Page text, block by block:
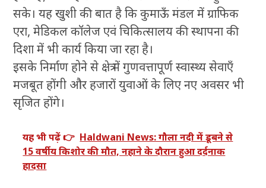
सके। यह खुशी की बात है कि कुमाऊँ मंडल में ग्राफिक
एरा, मेडिकल कॉलेज एवं चिकित्सालय की स्थापना की
दिशा में भी कार्य किया जा रहा है।
इसके निर्माण होने से क्षेत्र में गुणवत्तापूर्ण स्वास्थ्य सेवाएँ
मजबूत होंगी और हजारों युवाओं के लिए नए अवसर भी
सृजित होंगे।
यह भी पढ़ें 👉 Haldwani News: गौला नदी में डूबने से
15 वर्षीय किशोर की मौत, नहाने के दौरान हुआ दर्दनाक
हादसा